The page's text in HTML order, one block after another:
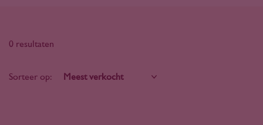
0 resultaten
Sorteer op: